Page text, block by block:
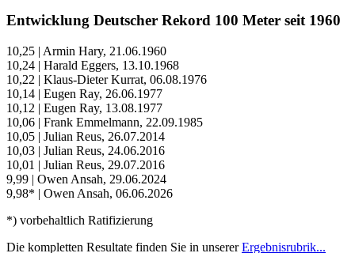
Entwicklung Deutscher Rekord 100 Meter seit 1960
10,25 | Armin Hary, 21.06.1960
10,24 | Harald Eggers, 13.10.1968
10,22 | Klaus-Dieter Kurrat, 06.08.1976
10,14 | Eugen Ray, 26.06.1977
10,12 | Eugen Ray, 13.08.1977
10,06 | Frank Emmelmann, 22.09.1985
10,05 | Julian Reus, 26.07.2014
10,03 | Julian Reus, 24.06.2016
10,01 | Julian Reus, 29.07.2016
9,99 | Owen Ansah, 29.06.2024
9,98* | Owen Ansah, 06.06.2026
*) vorbehaltlich Ratifizierung
Die kompletten Resultate finden Sie in unsererErgebnisrubrik...